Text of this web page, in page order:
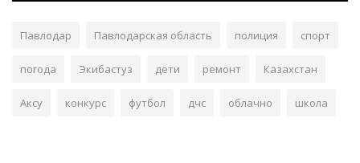
Павлодар Павлодарская область полиция спорт
погода Экибастуз дети ремонт Казахстан
Аксу конкурс футбол дчс облачно школа